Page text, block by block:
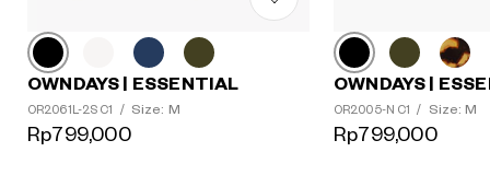
OWNDAYS | ESSENTIAL
OR2061L-2S C1 / Size: M
Rp799,000
OWNDAYS |
OR2005-N C1 / Size: M
Rp799,000